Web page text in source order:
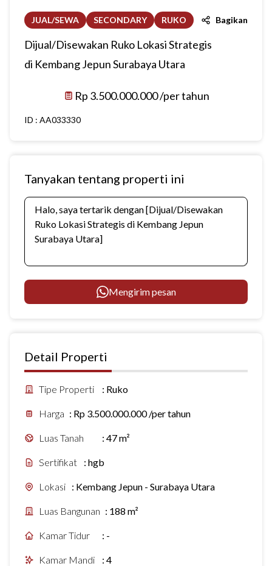
JUAL/SEWA SECONDARY RUKO Bagikan
Dijual/Disewakan Ruko Lokasi Strategis
di Kembang Jepun Surabaya Utara
Rp 3.500.000.000 /per tahun
ID : AA033330
Tanyakan tentang properti ini
Mengirim pesan
Detail Properti
Tipe Properti : Ruko
Harga : Rp 3.500.000.000 /per tahun
Luas Tanah : 47 m²
Sertifikat : hgb
Lokasi : Kembang Jepun - Surabaya Utara
Luas Bangunan : 188 m²
Kamar Tidur : -
Kamar Mandi : 4